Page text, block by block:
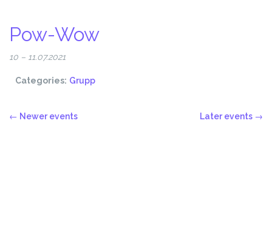
Pow-Wow
10 – 11.07.2021
Categories: Grupp
Later events →
← Newer events